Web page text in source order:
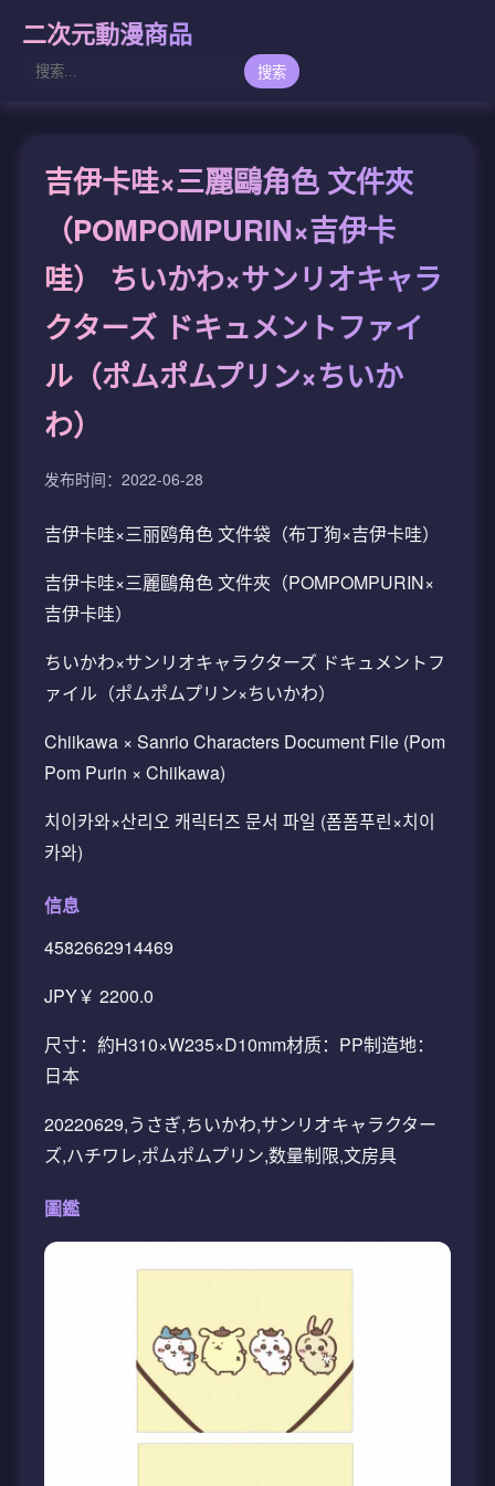
二次元動漫商品
搜索
吉伊卡哇×三麗鷗角色 文件夾
（POMPOMPURIN×吉伊卡
哇） ちいかわ×サンリオキャラ
クターズ ドキュメントファイ
ル（ポムポムプリン×ちいか
わ）
发布时间：2022-06-28
吉伊卡哇×三丽鸥角色 文件袋（布丁狗×吉伊卡哇）
吉伊卡哇×三麗鷗角色 文件夾（POMPOMPURIN×
吉伊卡哇）
ちいかわ×サンリオキャラクターズ ドキュメントフ
ァイル（ポムポムプリン×ちいかわ）
Chiikawa × Sanrio Characters Document File (Pom
Pom Purin × Chiikawa)
치이카와×산리오 캐릭터즈 문서 파일 (폼폼푸린×치이
카와)
信息
4582662914469
JPY￥ 2200.0
尺寸：約H310×W235×D10mm材质：PP制造地：
日本
20220629,うさぎ,ちいかわ,サンリオキャラクター
ズ,ハチワレ,ポムポムプリン,数量制限,文房具
圖鑑